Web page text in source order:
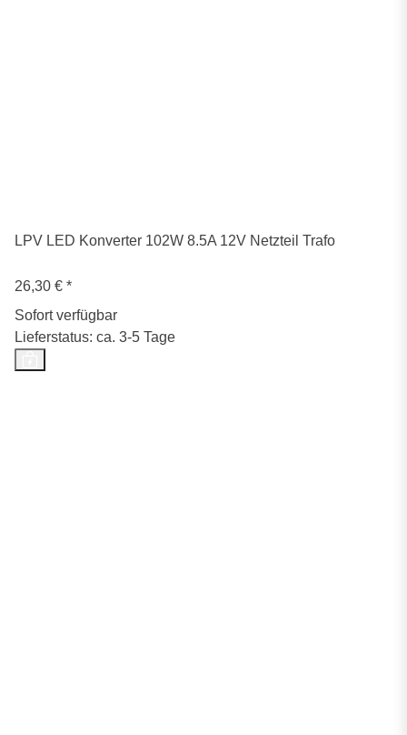
LPV LED Konverter 102W 8.5A 12V Netzteil Trafo
26,30 € *
Sofort verfügbar
Lieferstatus: ca. 3-5 Tage